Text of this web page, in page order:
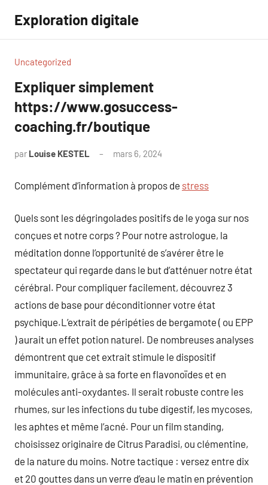
contenu
Exploration digitale
Uncategorized
Expliquer simplement
https://www.gosuccess-
coaching.fr/boutique
par Louise KESTEL mars 6, 2024
Complément d’information à propos de stress
Quels sont les dégringolades positifs de le yoga sur nos
conçues et notre corps ? Pour notre astrologue, la
méditation donne l’opportunité de s’avérer être le
spectateur qui regarde dans le but d’atténuer notre état
cérébral. Pour compliquer facilement, découvrez 3
actions de base pour déconditionner votre état
psychique.L’extrait de péripéties de bergamote ( ou EPP
) aurait un effet potion naturel. De nombreuses analyses
démontrent que cet extrait stimule le dispositif
immunitaire, grâce à sa forte en flavonoïdes et en
molécules anti-oxydantes. Il serait robuste contre les
rhumes, sur les infections du tube digestif, les mycoses,
les aphtes et même l’acné. Pour un film standing,
choisissez originaire de Citrus Paradisi, ou clémentine,
de la nature du moins. Notre tactique : versez entre dix
et 20 gouttes dans un verre d’eau le matin en prévention